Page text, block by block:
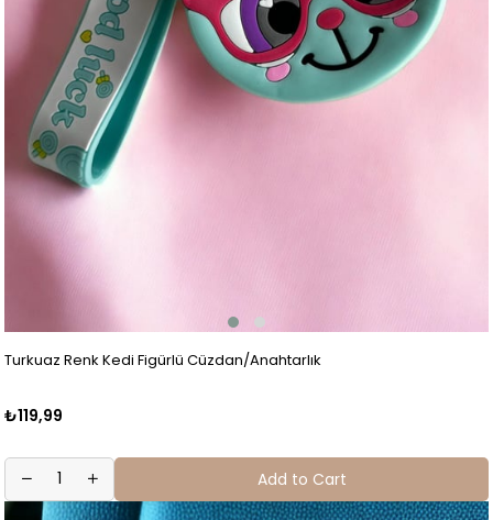
Turkuaz Renk Kedi Figürlü Cüzdan/Anahtarlık
₺119,99
Add to Cart